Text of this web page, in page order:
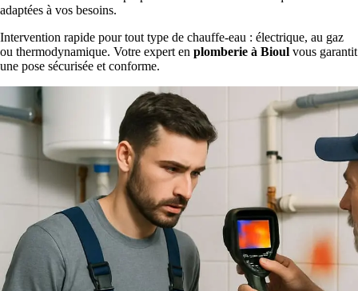
adaptées à vos besoins.
Intervention rapide pour tout type de chauffe-eau : électrique, au gaz
ou thermodynamique. Votre expert en plomberie à Bioul vous garantit
une pose sécurisée et conforme.